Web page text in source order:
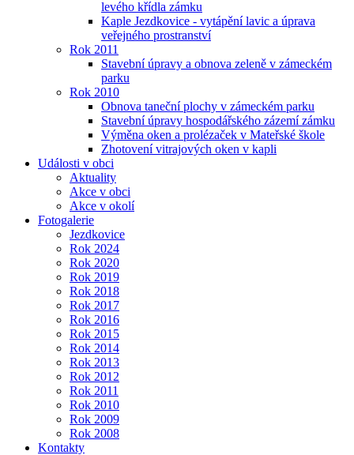
levého křídla zámku
Kaple Jezdkovice - vytápění lavic a úprava
veřejného prostranství
Rok 2011
Stavební úpravy a obnova zeleně v zámeckém
parku
Rok 2010
Obnova taneční plochy v zámeckém parku
Stavební úpravy hospodářského zázemí zámku
Výměna oken a prolézaček v Mateřské škole
Zhotovení vitrajových oken v kapli
Události v obci
Aktuality
Akce v obci
Akce v okolí
Fotogalerie
Jezdkovice
Rok 2024
Rok 2020
Rok 2019
Rok 2018
Rok 2017
Rok 2016
Rok 2015
Rok 2014
Rok 2013
Rok 2012
Rok 2011
Rok 2010
Rok 2009
Rok 2008
Kontakty